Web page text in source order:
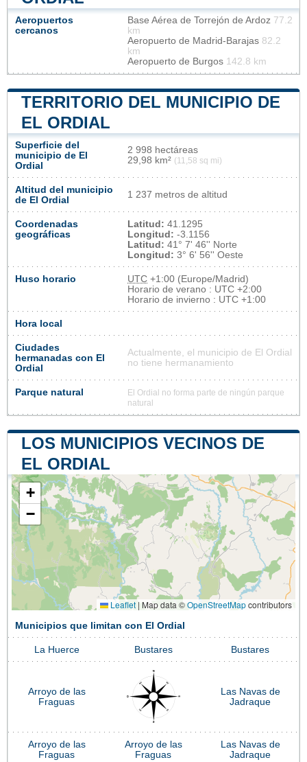
Aeropuertos
cercanos
Base Aérea de Torrejón de Ardoz 77.2
km
Aeropuerto de Madrid-Barajas 82.2
km
Aeropuerto de Burgos 142.8 km
TERRITORIO DEL MUNICIPIO DE
EL ORDIAL
Superficie del
municipio de El
Ordial
2 998 hectáreas
29,98 km² (11,58 sq mi)
Altitud del municipio
de El Ordial
1 237 metros de altitud
Coordenadas
geográficas
Latitud: 41.1295
Longitud: -3.1156
Latitud: 41° 7' 46'' Norte
Longitud: 3° 6' 56'' Oeste
Huso horario UTC +1:00 (Europe/Madrid)
Horario de verano : UTC +2:00
Horario de invierno : UTC +1:00
Hora local
Ciudades
hermanadas con El
Ordial
Actualmente, el municipio de El Ordial
no tiene hermanamiento
Parque natural
El Ordial no forma parte de ningún parque
natural
LOS MUNICIPIOS VECINOS DE
EL ORDIAL
+
−
Leaflet | Map data ©OpenStreetMapcontributors
Municipios que limitan con El Ordial
La Huerce Bustares Bustares
Arroyo de las
Fraguas
Las Navas de
Jadraque
Arroyo de las
Fraguas
Arroyo de las
Fraguas
Las Navas de
Jadraque